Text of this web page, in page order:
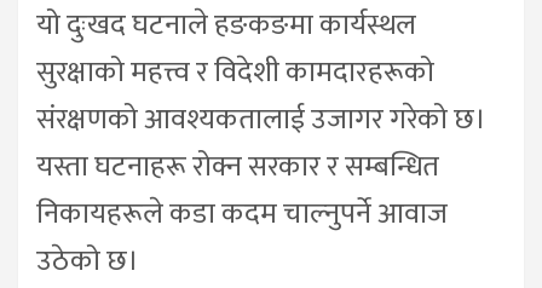
यो दुःखद घटनाले हङकङमा कार्यस्थल
सुरक्षाको महत्त्व र विदेशी कामदारहरूको
संरक्षणको आवश्यकतालाई उजागर गरेको छ।
यस्ता घटनाहरू रोक्न सरकार र सम्बन्धित
निकायहरूले कडा कदम चाल्नुपर्ने आवाज
उठेको छ।